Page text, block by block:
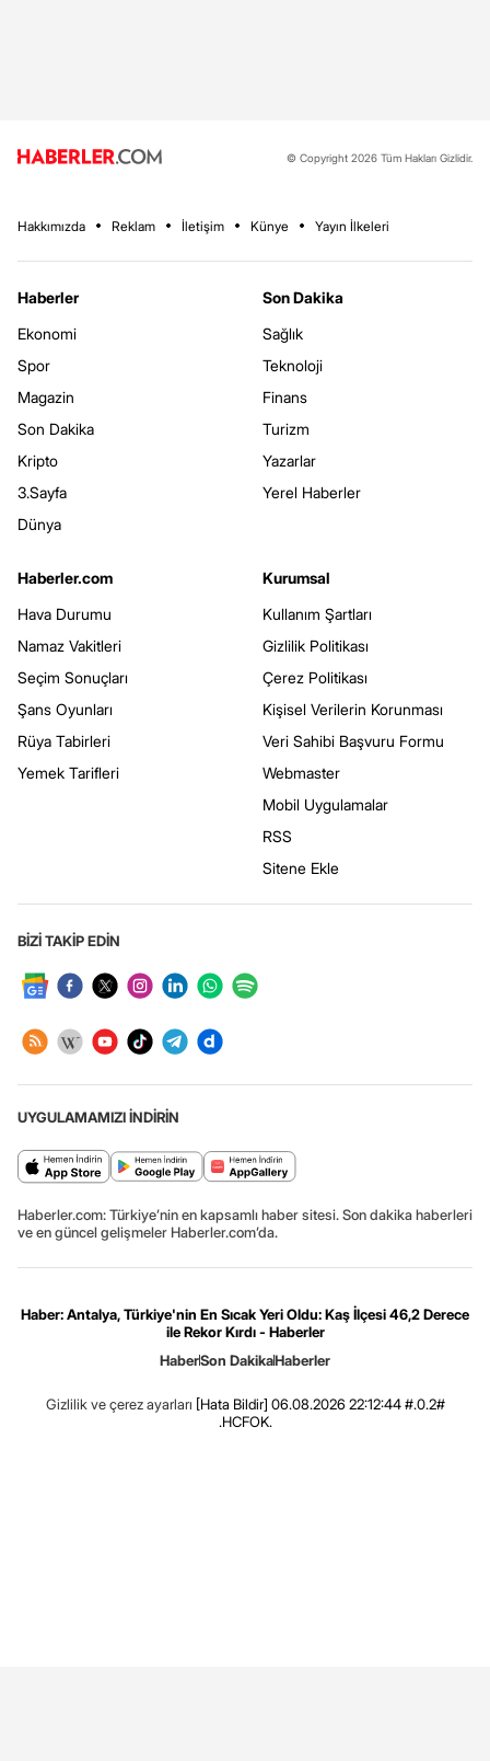
© Copyright 2026 Tüm Hakları Gizlidir.
Hakkımızda Reklam İletişim Künye Yayın İlkeleri
Haberler
Ekonomi
Spor
Magazin
Son Dakika
Kripto
3.Sayfa
Dünya
Son Dakika
Sağlık
Teknoloji
Finans
Turizm
Yazarlar
Yerel Haberler
Haberler.com
Hava Durumu
Namaz Vakitleri
Seçim Sonuçları
Şans Oyunları
Rüya Tabirleri
Yemek Tarifleri
Kurumsal
Kullanım Şartları
Gizlilik Politikası
Çerez Politikası
Kişisel Verilerin Korunması
Veri Sahibi Başvuru Formu
Webmaster
Mobil Uygulamalar
RSS
Sitene Ekle
BİZİ TAKİP EDİN
UYGULAMAMIZI İNDİRİN
Haberler.com: Türkiye’nin en kapsamlı haber sitesi. Son dakika haberleri
ve en güncel gelişmeler Haberler.com’da.
Haber: Antalya, Türkiye'nin En Sıcak Yeri Oldu: Kaş İlçesi 46,2 Derece
ile Rekor Kırdı - Haberler
HaberSon DakikaHaberler
Gizlilik ve çerez ayarları [Hata Bildir] 06.08.2026 22:12:44 #.0.2#
.HCFOK.